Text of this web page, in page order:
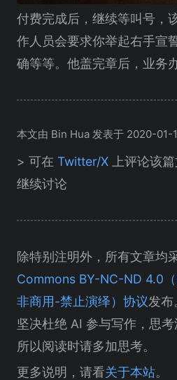
付费完成后，继续等叫号，
作人员会要求你举起右手宣
确等等。他盖完章后，业务
本文由 Bin Hua 发表于 2020-01-
> 可在 Twitter/X 上评论该
继续讨论
除特别注明外，所有文章均
Commons BY-NC-ND 4.0
非商用-禁止演绎）协议发布
坚决杜绝 AI 参与写作，思考
所以阅读时请多加思考。
更多说明，请看关于本站。